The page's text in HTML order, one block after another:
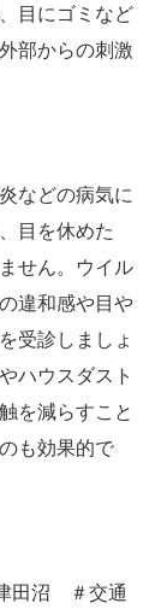
目にゴミなど
部からの刺激
などの病気に
目を休めた
せん。ウイル
違和感や目や
受診しましょ
ハウスダスト
を減らすこと
も効果的で
田沼 ＃交通